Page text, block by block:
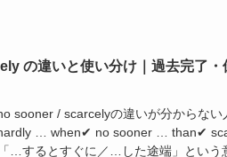
の違いと使い分け｜過去完了・
sooner / scarcelyの違いが分からない
… when✔ no sooner … than✔
…するとすぐに／…した途端」という